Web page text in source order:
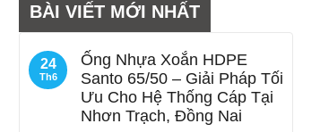
BÀI VIẾT MỚI NHẤT
24
Th6
Ống Nhựa Xoắn HDPE
Santo 65/50 – Giải Pháp Tối
Ưu Cho Hệ Thống Cáp Tại
Nhơn Trạch, Đồng Nai